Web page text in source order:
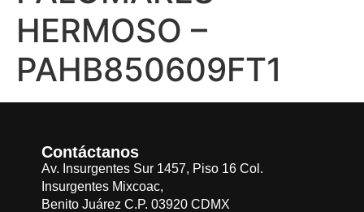
HERMOSO –
PAHB850609FT1
Contáctanos
Av. Insurgentes Sur 1457, Piso 16 Col.
Insurgentes Mixcoac,
Benito Juárez C.P. 03920 CDMX